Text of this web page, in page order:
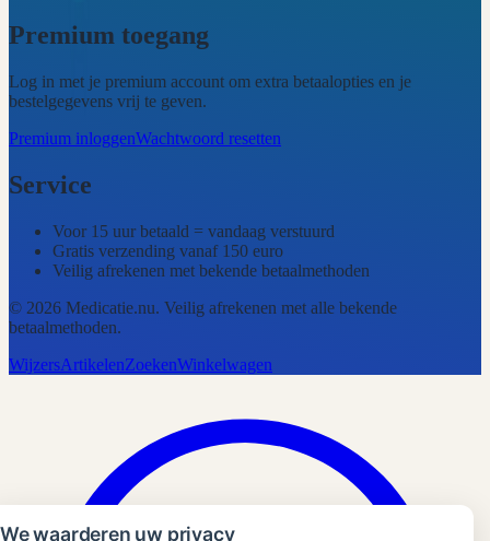
Premium toegang
Log in met je premium account om extra betaalopties en je
bestelgegevens vrij te geven.
Premium inloggenWachtwoord resetten
Service
Voor 15 uur betaald = vandaag verstuurd
Gratis verzending vanaf 150 euro
Veilig afrekenen met bekende betaalmethoden
© 2026 Medicatie.nu. Veilig afrekenen met alle bekende
betaalmethoden.
WijzersArtikelenZoekenWinkelwagen
We waarderen uw privacy